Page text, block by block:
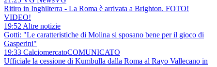
Ritiro in Inghilterra - La Roma è arrivata a Brighton. FOTO!
VIDEO!
19:52 Altre notizie
Gotti: "Le caratteristiche di Molina si sposano bene per il gioco di
Gasperini"
19:33 CalciomercatoCOMUNICATO
Ufficiale la cessione di Kumbulla dalla Roma al Rayo Vallecano in